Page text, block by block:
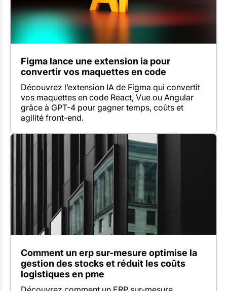
Figma lance une extension ia pour
convertir vos maquettes en code
Découvrez l’extension IA de Figma qui convertit
vos maquettes en code React, Vue ou Angular
grâce à GPT-4 pour gagner temps, coûts et
agilité front-end.
Comment un erp sur-mesure optimise la
gestion des stocks et réduit les coûts
logistiques en pme